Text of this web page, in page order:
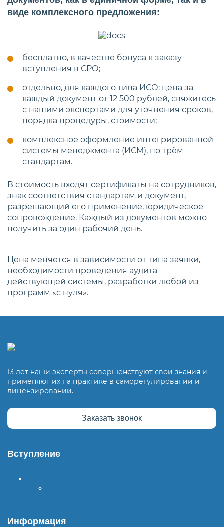
виде комплексного предложения:
бесплатно, в качестве бонуса к заказу
вступления в СРО;
отдельно, для каждого типа ИСО: цена за
каждый документ от 12 500 рублей, свяжитесь
с нашими экспертами для уточнения сроков,
порядка процедуры, стоимости;
комплексное оформление интегрированной
системы менеджмента (ИСМ), по трём
стандартам.
В стоимость входят сертификаты на сотрудников,
знак соответствия стандартам и документ,
разрешающий его применение, юридическое
сопровождение. Каждый из документов можно
получить за один рабочий день.
Цена меняется в зависимости от типа заявки,
необходимости проведения аудита
действующей системы, разработки любой из
программ «с нуля».
13 лет наши эксперты совершенствуют свои знания и
применяют их на практике в саморегулировании и
лицензировании.
Заказать звонок
Вступление
Информация